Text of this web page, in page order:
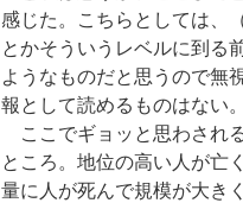
感じた。こちらとしては、
とかそういうレベルに到る
ようなものだと思うので無
報として読めるものはない。
ここでギョッと思わされ
ところ。地位の高い人が亡
量に人が死んで規模が大き